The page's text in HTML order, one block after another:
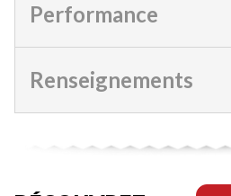
Performance
Renseignements